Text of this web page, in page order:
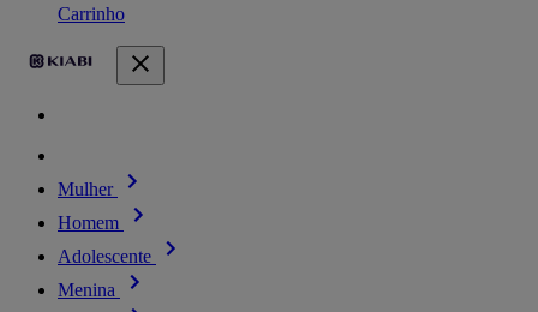
Carrinho
Mulher
Homem
Adolescente
Menina